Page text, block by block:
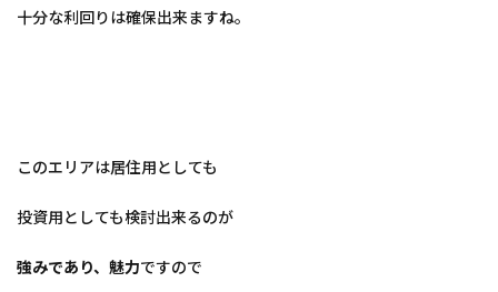
十分な利回りは確保出来ますね。
このエリアは居住用としても
投資用としても検討出来るのが
強みであり、魅力ですので